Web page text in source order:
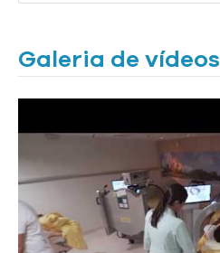
Galeria de vídeos